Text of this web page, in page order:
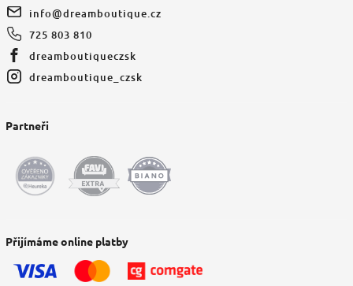
info@dreamboutique.cz
725 803 810
dreamboutiqueczsk
dreamboutique_czsk
Partneři
Přijímáme online platby